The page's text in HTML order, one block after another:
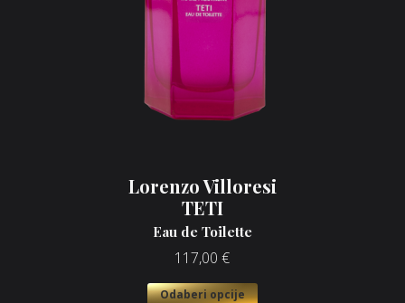
Lorenzo Villoresi
TETI
Eau de Toilette
117,00 €
Odaberi opcije